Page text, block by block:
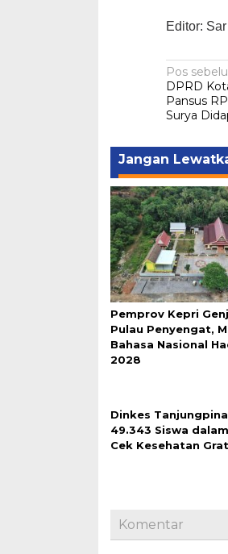
Editor: Sar
pos
Pos
DPRD
Pansus
Surya
Jangan
Pemprov Kepri
Pulau Penyengat,
Bahasa Nasional
2028
Dinkes
49.343 Siswa
Cek Kesehatan
Komentar